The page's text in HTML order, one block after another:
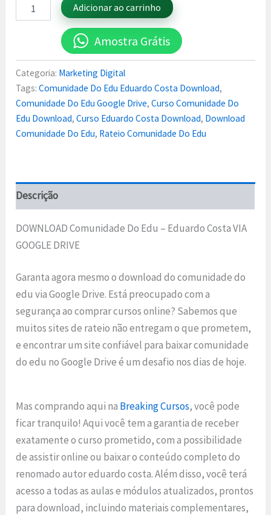
Adicionar ao carrinho
Amostra Grátis
Categoria: Marketing Digital
Tags:Comunidade Do Edu Eduardo Costa Download,
Comunidade Do Edu Google Drive,Curso Comunidade Do
Edu Download,Curso Eduardo Costa Download, Download
Comunidade Do Edu, Rateio Comunidade Do Edu
Descrição
DOWNLOAD Comunidade Do Edu – Eduardo Costa VIA
GOOGLE DRIVE
Garanta agora mesmo o download do comunidade do
edu via Google Drive. Está preocupado com a
segurança ao comprar cursos online? Sabemos que
muitos sites de rateio não entregam o que prometem,
e encontrar um site confiável para baixar comunidade
do edu no Google Drive é um desafio nos dias de hoje.
Mas comprando aqui na Breaking Cursos, você pode
ficar tranquilo! Aqui você tem a garantia de receber
exatamente o curso prometido, com a possibilidade
de assistir online ou baixar o conteúdo completo do
renomado autor eduardo costa. Além disso, você terá
acesso a todas as aulas e módulos atualizados, prontos
para download, incluindo materiais complementares,